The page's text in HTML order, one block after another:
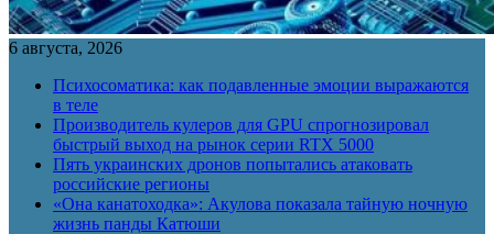
6 августа, 2026
Психосоматика: как подавленные эмоции выражаются
в теле
Производитель кулеров для GPU спрогнозировал
быстрый выход на рынок серии RTX 5000
Пять украинских дронов попытались атаковать
российские регионы
«Она канатоходка»: Акулова показала тайную ночную
жизнь панды Катюши